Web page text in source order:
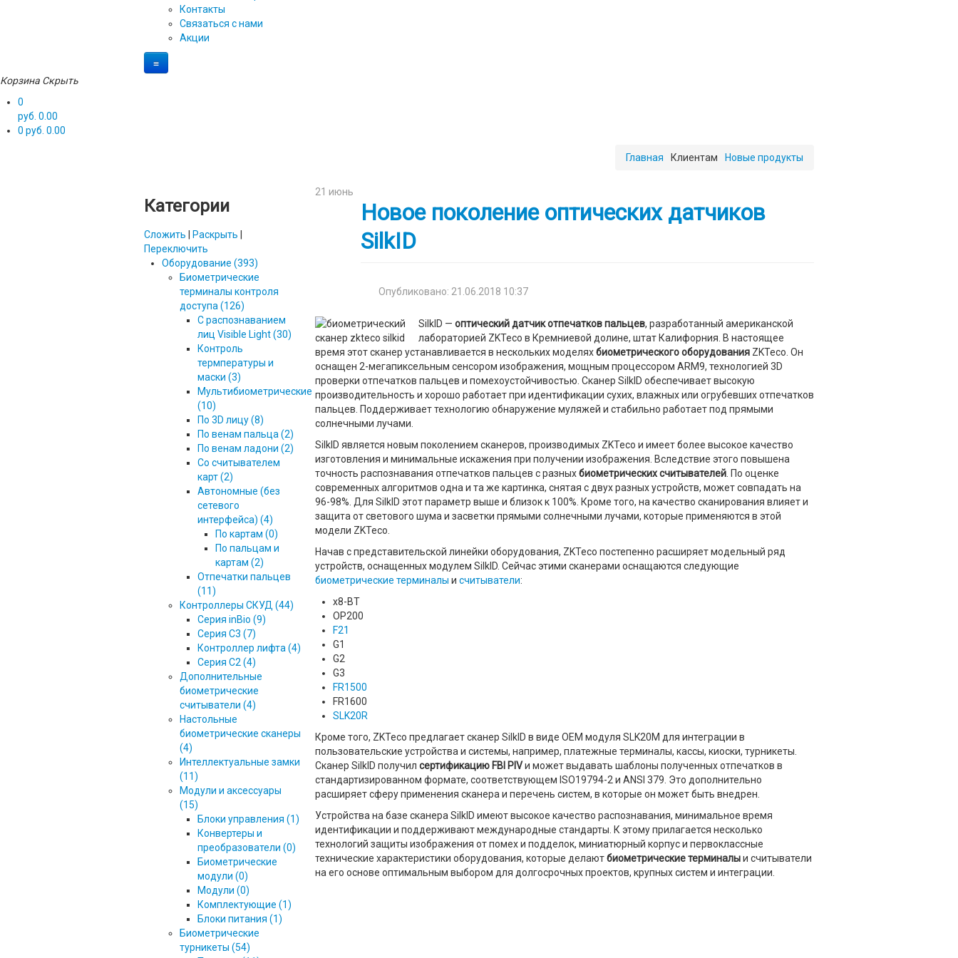
Контакты
Связаться с нами
Акции
≡
Корзина Скрыть
0
руб. 0.00
0 руб. 0.00
Главная Клиентам Новые продукты
Категории
Сложить Раскрыть
Переключить
Оборудование (393)
Биометрические
терминалы контроля
доступа (126)
С распознаванием
лиц Visible Light (30)
Контроль
термпературы и
маски (3)
Мультибиометрические
(10)
По 3D лицу (8)
По венам пальца (2)
По венам ладони (2)
Со считывателем
карт (2)
Автономные (без
сетевого
интерфейса) (4)
По картам (0)
По пальцам и
картам (2)
Отпечатки пальцев
(11)
Контроллеры СКУД (44)
Серия inBio (9)
Серия С3 (7)
Контроллер лифта (4)
Серия С2 (4)
Дополнительные
биометрические
считыватели (4)
Настольные
биометрические сканеры
(4)
Интеллектуальные замки
(11)
Модули и аксессуары
(15)
Блоки управления (1)
Конвертеры и
преобразователи (0)
Биометрические
модули (0)
Модули (0)
Комплектующие (1)
Блоки питания (1)
Биометрические
турникеты (54)
21 июнь
Новое поколение оптических датчиков
SilkID
Опубликовано: 21.06.2018 10:37
SilkID — оптический датчик отпечатков пальцев, разработанный американской
лабораторией ZKTeco в Кремниевой долине, штат Калифорния. В настоящее
время этот сканер устанавливается в нескольких моделяхбиометрического оборудования ZKTeco. Он
оснащен 2-мегапиксельным сенсором изображения, мощным процессором ARM9, технологией 3D
проверки отпечатков пальцев и помехоустойчивостью. Сканер SilkID обеспечивает высокую
производительность и хорошо работает при идентификации сухих, влажных или огрубевших отпечатков
пальцев. Поддерживает технологию обнаружение муляжей и стабильно работает под прямыми
солнечными лучами.
SilkID является новым поколением сканеров, производимых ZKTeco и имеет более высокое качество
изготовления и минимальные искажения при получении изображения. Вследствие этого повышена
точность распознавания отпечатков пальцев с разныхбиометрических считывателей . По оценке
современных алгоритмов одна и та же картинка, снятая с двух разных устройств, может совпадать на
96-98%. Для SilkID этот параметр выше и близок к 100%. Кроме того, на качество сканирования влияет и
защита от светового шума и засветки прямыми солнечными лучами, которые применяются в этой
модели ZKTeco.
Начав с представительской линейки оборудования, ZKTeco постепенно расширяет модельный ряд
устройств, оснащенных модулем SilkID. Сейчас этими сканерами оснащаются следующие
биометрические терминалы и считыватели:
x8-BT
OP200
F21
G1
G2
G3
FR1500
FR1600
SLK20R
Кроме того, ZKTeco предлагает сканер SilkID в виде OEM модуля SLK20M для интеграции в
пользовательские устройства и системы, например, платежные терминалы, кассы, киоски, турникеты.
Сканер SilkID получил сертификацию FBI PIVи может выдавать шаблоны полученных отпечатков в
стандартизированном формате, соответствующем ISO19794-2 и ANSI 379. Это дополнительно
расширяет сферу применения сканера и перечень систем, в которые он может быть внедрен.
Устройства на базе сканера SilkID имеют высокое качество распознавания, минимальное время
идентификации и поддерживают международные стандарты. К этому прилагается несколько
технологий защиты изображения от помех и подделок, миниатюрный корпус и первоклассные
технические характеристики оборудования, которые делаютбиометрические терминалыи считыватели
на его основе оптимальным выбором для долгосрочных проектов, крупных систем и интеграции.